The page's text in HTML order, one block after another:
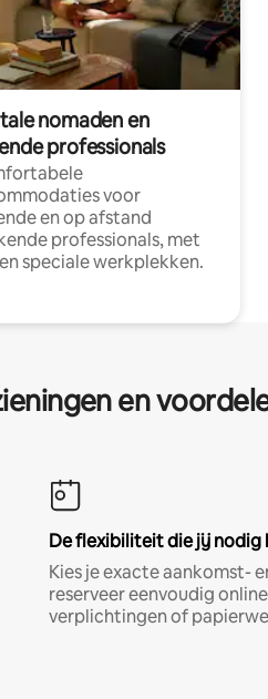
nomaden en
professionals
voor
en op afstand
professionals, met
speciale werkplekken.
en
De flexibiliteit die jij nodig
Kies je exacte aankomst-
reserveer eenvoudig
verplichtingen of